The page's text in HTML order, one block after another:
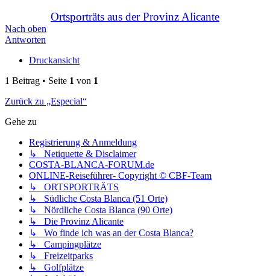
Ortsporträts aus der Provinz Alicante
Nach oben
Antworten
Druckansicht
1 Beitrag • Seite 1 von 1
Zurück zu „Especial“
Gehe zu
Registrierung & Anmeldung
↳ Netiquette & Disclaimer
COSTA-BLANCA-FORUM.de
ONLINE-Reiseführer- Copyright © CBF-Team
↳ ORTSPORTRÄTS
↳ Südliche Costa Blanca (51 Orte)
↳ Nördliche Costa Blanca (90 Orte)
↳ Die Provinz Alicante
↳ Wo finde ich was an der Costa Blanca?
↳ Campingplätze
↳ Freizeitparks
↳ Golfplätze